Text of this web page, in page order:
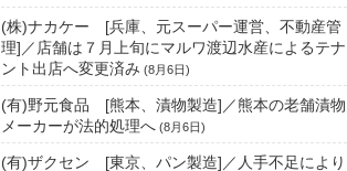
(株)ナカケー [兵庫、元スーパー運営、不動産管
理]／店舗は７月上旬にマルワ渡辺水産によるテナ
ント出店へ変更済み (8月6日)
(有)野元食品 [熊本、漬物製造]／熊本の老舗漬物
メーカーが法的処理へ (8月6日)
(有)ザクセン [東京、パン製造]／人手不足により